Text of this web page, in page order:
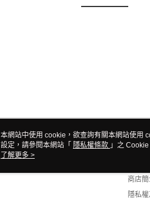
關於
商店
隱私
本網站中使用 cookie，欲查詢有關本網站使用
設定，請參閱本網站「 隱私權條款 」之
使用 cookie。
了解更多 >